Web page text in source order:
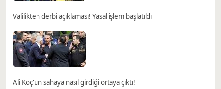
Valilikten derbi açıklaması! Yasal işlem başlatıldı
Ali Koç'un sahaya nasıl girdiği ortaya çıktı!